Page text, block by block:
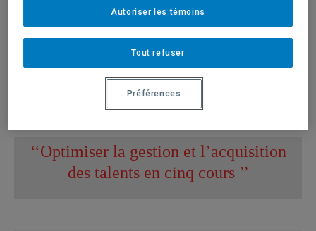
contexte de diversité culturelle;
stratégiques de l’organisation;
réalisation d’études de cas réalistes, de planifications
des besoins en ressources humaines, et par
Optimiser la gestion et l’acquisition
des talents en cinq cours
Tout refuser
Autoriser les témoins
Préférences